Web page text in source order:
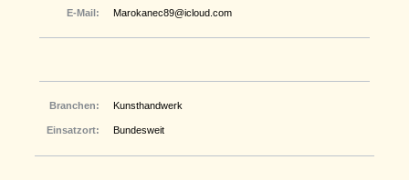
E-Mail: Marokanec89@icloud.com
Branchen: Kunsthandwerk
Einsatzort: Bundesweit